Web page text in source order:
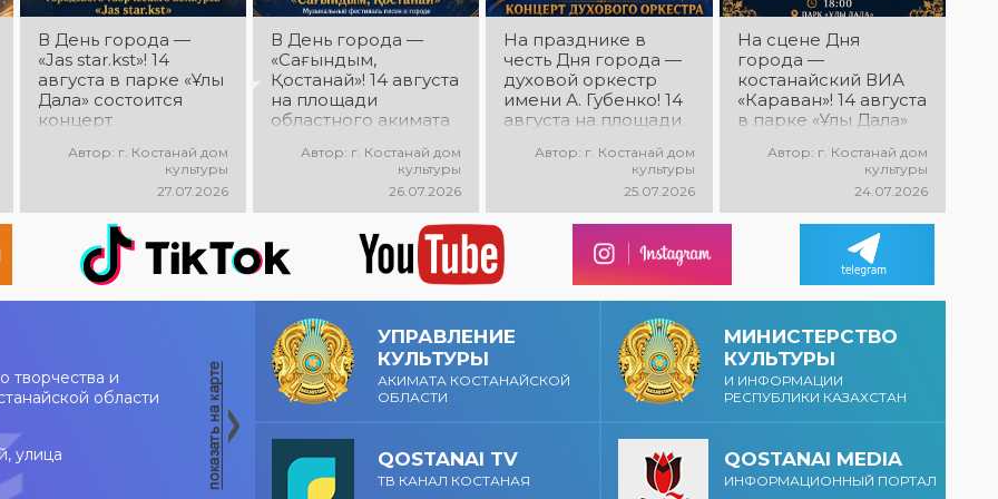
Костаная
состоится
выездной концерт
творческих
коллективов ДК
«Мирас» «Ән
Қостанай»!
Приглашаем всех
на праздничную
концертную
программу!
В День города —
«Jas star.kst»! 14
августа в парке «Ұлы
Дала» состоится
концерт
городского
конкурса «Jas
star.kst»! Вас ждут
яркие выступления
молодых талантов,
современные песни,
мощная энергия и
Автор: г. Костанай дом
культуры
27.07.2026
В День города —
«Сағындым,
Қостанай»! 14 августа
на площади
областного акимата
музыкальный
фестиваль песен о
городе «Сағындым,
Қостанай»! Вас ждут
прекрасные песни о
родном городе,
яркие выступления и
праздничная
атмосфера!
Автор: г. Костанай дом
культуры
26.07.2026
На празднике в
честь Дня города —
духовой оркестр
имени А. Губенко! 14
августа на площади
состоится
концерт оркестра.
Главный дирижёр —
Лилия Ислямова. Вас
ждут живая музыка,
яркие выступления и
праздничное
Автор: г. Костанай дом
культуры
25.07.2026
На сцене Дня
города —
костанайский ВИА
«Караван»! 14 августа
в парке «Ұлы Дала»
праздничный
«Караван»! Вас ждут
любимые песни,
живая музыка, яркие
праздничное
настроение!
Автор: г. Костанай дом
культуры
24.07.2026
творчества и
области
улица
УПРАВЛЕНИЕ
КУЛЬТУРЫ
АКИМАТА КОСТАНАЙСКОЙ
ОБЛАСТИ
МИНИСТЕРСТВО
КУЛЬТУРЫ
И ИНФОРМАЦИИ
РЕСПУБЛИКИ КАЗАХСТАН
QOSTANAI TV
ТВ КАНАЛ КОСТАНАЯ
QOSTANAI MEDIA
ИНФОРМАЦИОННЫЙ ПОРТАЛ